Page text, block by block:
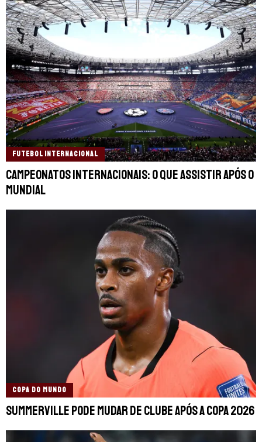
FUTEBOL INTERNACIONAL
Campeonatos internacionais: o que assistir após o
Mundial
COPA DO MUNDO
Summerville pode mudar de clube após a Copa 2026